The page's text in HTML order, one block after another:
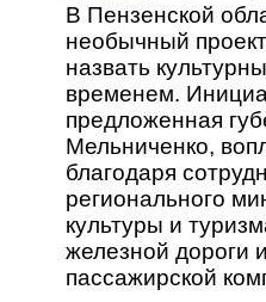
В Пензенской
необычный
назвать
временем.
предложенная
Мельниченко,
благодаря
регионального
культуры и
железной дороги
пассажирской